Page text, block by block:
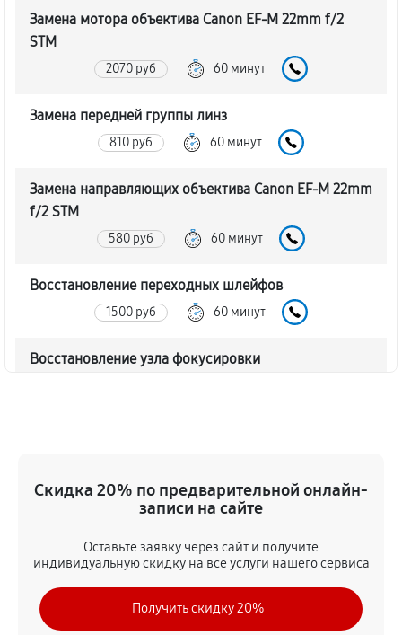
Замена мотора объектива Canon EF-M 22mm f/2
STM
2070 руб 60 минут
Замена передней группы линз
810 руб 60 минут
Замена направляющих объектива Canon EF-M 22mm
f/2 STM
580 руб 60 минут
Восстановление переходных шлейфов
1500 руб 60 минут
Восстановление узла фокусировки
920 руб
1730 руб 60 минут
Чистка от пыли объектива Canon EF-M 22mm f/2
STM
Скидка 20% по предварительной онлайн-
записи на сайте
Оставьте заявку через сайт и получите
индивидуальную скидку на все услуги нашего сервиса
Получить скидку 20%